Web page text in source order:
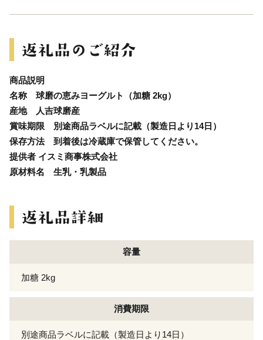
商品説明
名称 球磨の恵みヨーグルト（加糖 2kg）
産地 人吉球磨産
賞味期限 別途商品ラベルに記載（製造日より14日）
保存方法 到着後は冷蔵庫で保管してください。
提供者 イスミ商事株式会社
原材料名 生乳・乳製品
容量
加糖 2kg
消費期限
別途商品ラベルに記載（製造日より14日）